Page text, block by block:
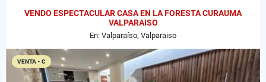
VENDO ESPECTACULAR CASA EN LA FORESTA CURAUMA
VALPARAISO
En: Valparaíso, Valparaiso
VENTA - C